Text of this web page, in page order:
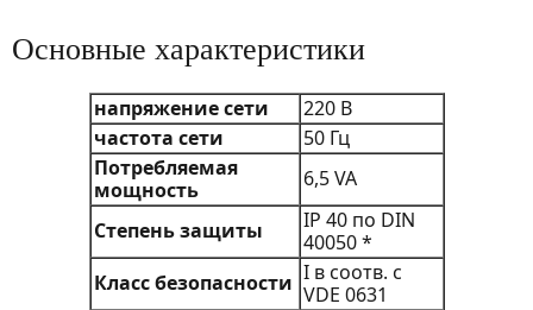
Основные характеристики
напряжение сети
220 В
частота сети
50 Гц
Потребляемая
мощность
6,5 VA
Степень защиты
IP 40 по DIN
40050 *
Класс безопасности I в соотв. с
VDE 0631